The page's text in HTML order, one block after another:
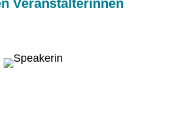
Veranstalterinnen